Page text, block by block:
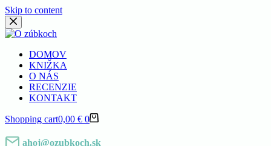
Skip to content
DOMOV
KNIŽKA
O NÁS
RECENZIE
KONTAKT
Shopping cart0,00 € 0
ahoj@ozubkoch.sk